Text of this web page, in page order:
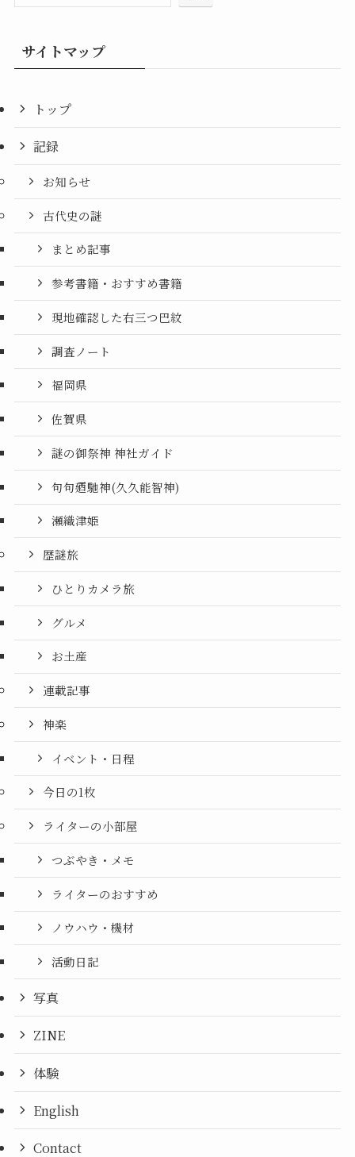
サイトマップ
トップ
記録
お知らせ
古代史の謎
まとめ記事
参考書籍・おすすめ書籍
現地確認した右三つ巴紋
調査ノート
福岡県
佐賀県
謎の御祭神 神社ガイド
句句廼馳神(久久能智神)
瀬織津姫
歴謎旅
ひとりカメラ旅
グルメ
お土産
連載記事
神楽
イベント・日程
今日の1枚
ライターの小部屋
つぶやき・メモ
ライターのおすすめ
ノウハウ・機材
活動日記
写真
ZINE
体験
English
Contact